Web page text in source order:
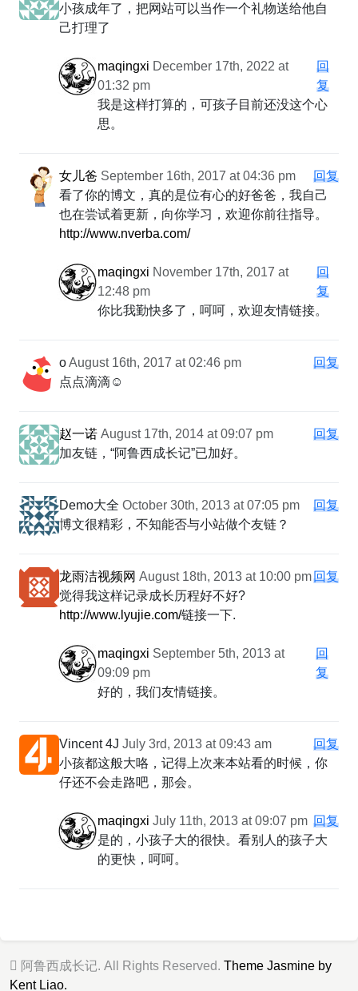
小孩成年了，把网站可以当作一个礼物送给他自
己打理了
maqingxi December 17th, 2022 at
01:32 pm
回
复
我是这样打算的，可孩子目前还没这个心
思。
女儿爸 September 16th, 2017 at 04:36 pm
回复
看了你的博文，真的是位有心的好爸爸，我自己
也在尝试着更新，向你学习，欢迎你前往指导。
http://www.nverba.com/
maqingxi November 17th, 2017 at
12:48 pm
回
复
你比我勤快多了，呵呵，欢迎友情链接。
oAugust 16th, 2017 at 02:46 pm
回复
点点滴滴☺
赵一诺 August 17th, 2014 at 09:07 pm
回复
加友链，“阿鲁西成长记”已加好。
Demo大全 October 30th, 2013 at 07:05 pm
回复
博文很精彩，不知能否与小站做个友链？
龙雨洁视频网 August 18th, 2013 at 10:00 pm回复
觉得我这样记录成长历程好不好?
http://www.lyujie.com/链接一下.
maqingxi September 5th, 2013 at
09:09 pm
回
复
好的，我们友情链接。
Vincent 4J July 3rd, 2013 at 09:43 am
回复
小孩都这般大咯，记得上次来本站看的时候，你
仔还不会走路吧，那会。
maqingxi July 11th, 2013 at 09:07 pm 回复
是的，小孩子大的很快。看别人的孩子大
的更快，呵呵。
阿鲁西成长记. All Rights Reserved. Theme Jasmine by
Kent Liao.